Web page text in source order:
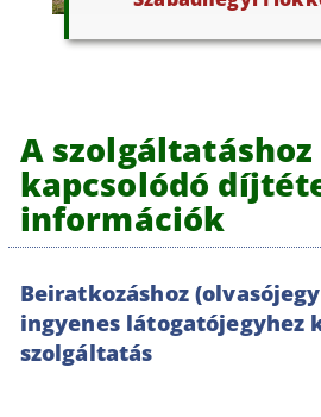
A szolgáltatáshoz
kapcsolódó
információk
Beiratkozáshoz
ingyenes látogatójegyhez
szolgáltatás